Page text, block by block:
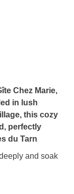
Chez Marie,
in lush
this cozy
perfectly
du Tarn
and soak